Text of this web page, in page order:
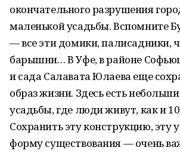
окончательного разрушения
маленькой усадьбы. Вспомните
— все эти домики, палисадники,
барышни… В Уфе, в районе
и сада Салавата Юлаева еще
образ жизни. Здесь есть
усадьбы, где люди живут, как и
Сохранить эту конструкцию, эту
форму существования — очень